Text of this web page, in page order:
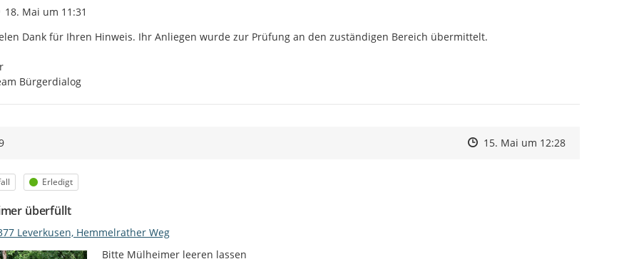
Zeitpunkt des Erstellens
18. Mai um 11:31
Dank für Ihren Hinweis. Ihr Anliegen wurde zur Prüfung an den zuständigen Bereich übermittelt.
Bürgerdialog
Zeitpunkt des Erstellens
Zeitpunkt des Erstellens
15. Mai um 12:28Zur Äußerung
Status
Erledigt
überfüllt
Leverkusen, Hemmelrather Weg
Bitte Mülheimer leeren lassen